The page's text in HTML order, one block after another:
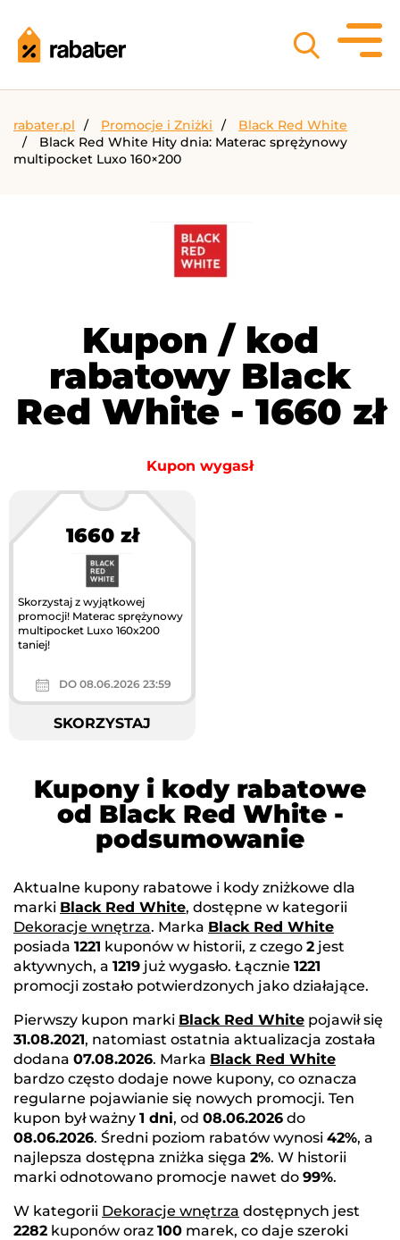
rabater.pl Promocje i Zniżki
Black Red White
Black Red White Hity dnia: Materac sprężynowy
multipocket Luxo 160×200
Kupon / kod
rabatowy Black
Red White - 1660 zł
Kupon wygasł
1660 zł
Skorzystaj z wyjątkowej
promocji! Materac sprężynowy
multipocket Luxo 160x200
taniej!
DO 08.06.2026 23:59
SKORZYSTAJ
Kupony i kody rabatowe
od Black Red White -
podsumowanie
Aktualne kupony rabatowe i kody zniżkowe dla
marki Black Red White, dostępne w kategorii
Dekoracje wnętrza. Marka Black Red White
posiada 1221 kuponów w historii, z czego 2 jest
aktywnych, a 1219 już wygasło. Łącznie 1221
promocji zostało potwierdzonych jako działające.
Pierwszy kupon marki Black Red White pojawił się
31.08.2021, natomiast ostatnia aktualizacja została
dodana 07.08.2026. Marka Black Red White
bardzo często dodaje nowe kupony, co oznacza
regularne pojawianie się nowych promocji. Ten
kupon był ważny 1 dni, od 08.06.2026 do
08.06.2026. Średni poziom rabatów wynosi 42%, a
najlepsza dostępna zniżka sięga 2%. W historii
marki odnotowano promocje nawet do 99%.
W kategorii Dekoracje wnętrza dostępnych jest
2282 kuponów oraz 100 marek, co daje szeroki